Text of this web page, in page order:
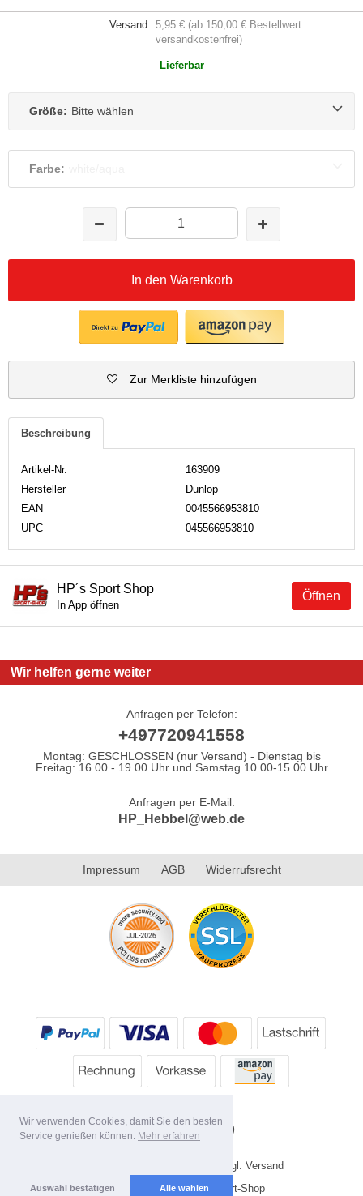
Wir verwenden Cookies, damit Sie den besten
Service genießen können. Mehr erfahren
Auswahl bestätigen Alle wählen
Versand
5,95 € (ab 150,00 € Bestellwert
versandkostenfrei)
Lieferbar
Größe: Bitte wählen
Farbe:
In den Warenkorb
Zur Merkliste hinzufügen
Beschreibung
Artikel-Nr.
163909
Hersteller
Dunlop
EAN
0045566953810
UPC
045566953810
Öffnen
HP´s Sport Shop
In App öffnen
Wir helfen gerne weiter
Anfragen per Telefon:
+497720941558
Montag: GESCHLOSSEN (nur Versand) - Dienstag bis
Freitag: 16.00 - 19.00 Uhr und Samstag 10.00-15.00 Uhr
Anfragen per E-Mail:
HP_Hebbel@web.de
Impressum AGB Widerrufsrecht
* Alle Preise inkl. MwSt. evtl. zzgl. Versand
Copyright 2026 by HP's Sport-Shop